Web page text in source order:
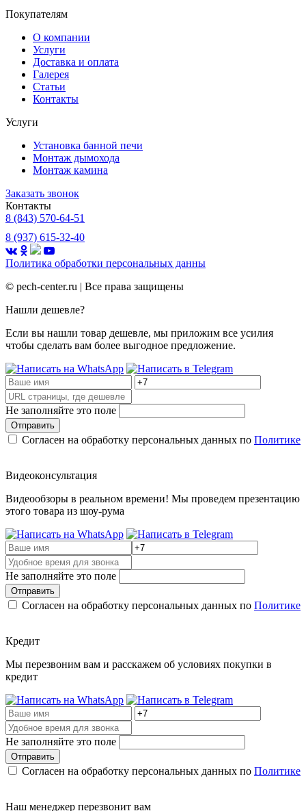
Покупателям
О компании
Услуги
Доставка и оплата
Галерея
Статьи
Контакты
Услуги
Установка банной печи
Монтаж дымохода
Монтаж камина
Заказать звонок
Контакты
8 (843) 570-64-51
8 (937) 615-32-40
Политика обработки персональных данны
© pech-center.ru | Все права защищены
Нашли дешевле?
Если вы нашли товар дешевле, мы приложим все усилия
чтобы сделать вам более выгодное предложение.
Не заполняйте это поле
Отправить
Согласен на обработку персональных данных по Политике
Видеоконсультация
Видеообзоры в реальном времени! Мы проведем презентацию
этого товара из шоу-рума
Не заполняйте это поле
Отправить
Согласен на обработку персональных данных по Политике
Кредит
Мы перезвоним вам и расскажем об условиях покупки в
кредит
Не заполняйте это поле
Отправить
Согласен на обработку персональных данных по Политике
Наш менеджер перезвонит вам